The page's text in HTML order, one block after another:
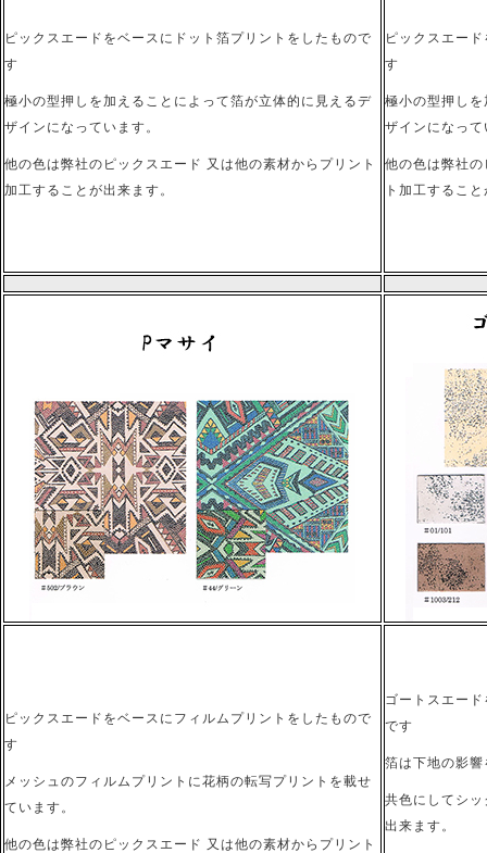
ピックスエードをベースにドット箔プリントをしたもので
す
極小の型押しを加えることによって箔が立体的に見えるデ
ザインになっています。
他の色は弊社のピックスエード 又は他の素材からプリント
加工することが出来ます。
ピックスエー
す
極小の型押し
ザインになっ
他の色は弊社
ト加工するこ
ピックスエードをベースにフィルムプリントをしたもので
す
メッシュのフィルムプリントに花柄の転写プリントを載せ
ています。
他の色は弊社のピックスエード 又は他の素材からプリント
ゴートスエー
です
箔は下地の影
共色にしてシ
出来ます。